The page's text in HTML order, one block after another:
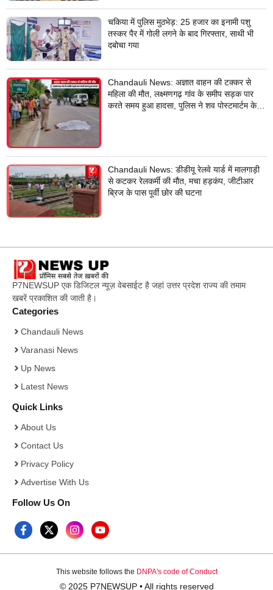
चकिया में पुलिस मुठभेड़: 25 हजार का इनामी पशु
तस्कर पैर में गोली लगने के बाद गिरफ्तार, साथी भी
दबोचा गया
Chandauli News: अज्ञात वाहन की टक्कर से
महिला की मौत, लक्ष्मणगढ़ गांव के समीप सड़क पार
करते समय हुआ हादसा, पुलिस ने शव पोस्टमार्टम के
Chandauli News: डीडीयू रेलवे यार्ड में मालगाड़ी
से कटकर रेलकर्मी की मौत, मचा हड़कंप, जीटीआर
ब्रिज के पास पूर्वी छोर की घटना
P7NEWSUP एक डिजिटल न्यूज़ वेबसाईट है जहां उत्तर प्रदेश राज्य की तमाम
खबरें प्रकाशित की जाती है।
Categories
Chandauli News
Varanasi News
Up News
Latest News
Quick Links
About Us
Contact Us
Privacy Policy
Advertise With Us
Follow Us On
This website follows the DNPA's code of Conduct
© 2025 P7NEWSUP • All rights reserved